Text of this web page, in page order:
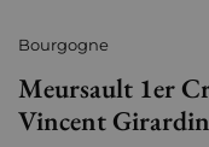
Bourgogne
Meursault 1er
Vincent Girardin